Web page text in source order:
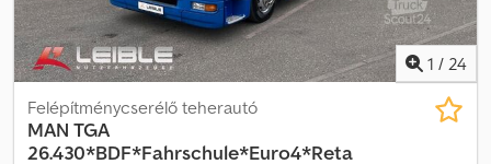
JÓ ÁLLAPOTBAN!! MAN TGA 26.430 BL Euro 4 analóg tachográffal
Dcjdpsyw Uzdsfx Ak Tok Palfinger T20 láncos konténeremelő
Nettó export ár: 16.800 EUR
1 / 24
Felépítménycserélő teherautó
MAN TGA
26.430*BDF*Fahrschule*Euro4*Reta